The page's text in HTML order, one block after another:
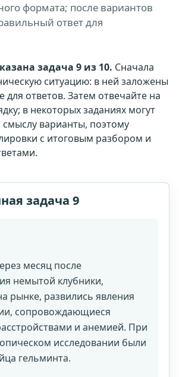
формата; после вариантов
ответ для
задача 9 из 10. Сначала
ситуацию: в ней заложены
для ответов. Затем отвечайте на
в некоторых заданиях могут
варианты, поэтому
с итоговым разбором и
задача 9
месяц после
немытой клубники,
рынке, развились явления
сопровождающиеся
и анемией. При
исследовании были
гельминта.